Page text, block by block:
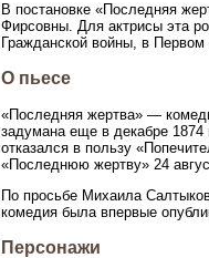
В постановке «Последняя
Фирсовны. Для актрисы эта
Гражданской войны, в
О пьесе
«Последняя жертва» —
задумана еще в декабре
отказался в пользу
«Последнюю жертву» 24
По просьбе Михаила
комедия была впервые
Персонажи